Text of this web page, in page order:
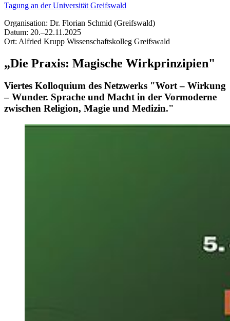
Tagung an der Universität Greifswald
Organisation: Dr. Florian Schmid (Greifswald)
Datum: 20.–22.11.2025
Ort: Alfried Krupp Wissenschaftskolleg Greifswald
„Die Praxis: Magische Wirkprinzipien"
Viertes Kolloquium des Netzwerks "Wort – Wirkung
– Wunder. Sprache und Macht in der Vormoderne
zwischen Religion, Magie und Medizin."